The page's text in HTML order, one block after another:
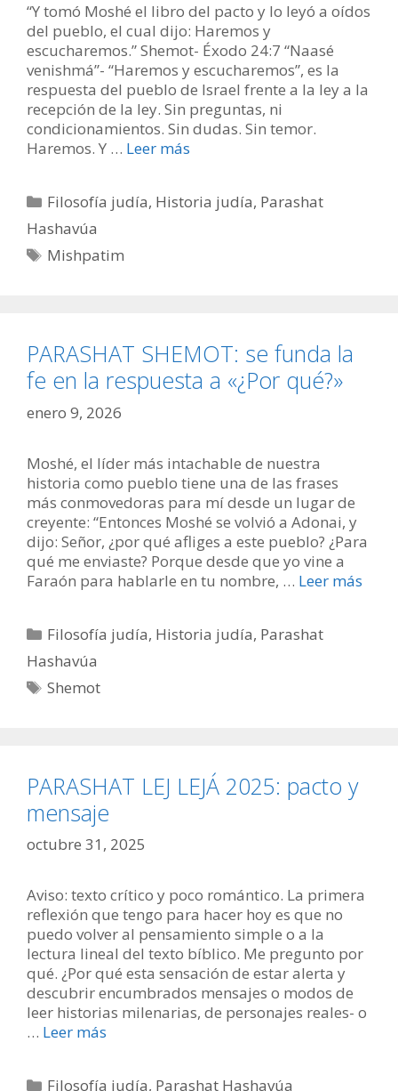
“Y tomó Moshé el libro del pacto y lo leyó a oídos
del pueblo, el cual dijo: Haremos y
escucharemos.” Shemot- Éxodo 24:7 “Naasé
venishmá”- “Haremos y escucharemos”, es la
respuesta del pueblo de Israel frente a la ley a la
recepción de la ley. Sin preguntas, ni
condicionamientos. Sin dudas. Sin temor.
Haremos. Y … Leer más
Categorías
Filosofía judía, Historia judía, Parashat
Hashavúa
Etiquetas
Mishpatim
PARASHAT SHEMOT: se funda la
fe en la respuesta a «¿Por qué?»
enero 9, 2026
Moshé, el líder más intachable de nuestra
historia como pueblo tiene una de las frases
más conmovedoras para mí desde un lugar de
creyente: “Entonces Moshé se volvió a Adonai, y
dijo: Señor, ¿por qué afliges a este pueblo? ¿Para
qué me enviaste? Porque desde que yo vine a
Faraón para hablarle en tu nombre, … Leer más
Categorías
Filosofía judía, Historia judía, Parashat
Hashavúa
Etiquetas
Shemot
PARASHAT LEJ LEJÁ 2025: pacto y
mensaje
octubre 31, 2025
Aviso: texto crítico y poco romántico. La primera
reflexión que tengo para hacer hoy es que no
puedo volver al pensamiento simple o a la
lectura lineal del texto bíblico. Me pregunto por
qué. ¿Por qué esta sensación de estar alerta y
descubrir encumbrados mensajes o modos de
leer historias milenarias, de personajes reales- o
… Leer más
Categorías
Filosofía judía, Parashat Hashavúa